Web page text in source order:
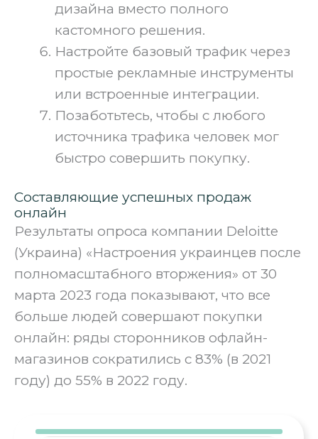
дизайна вместо полного
кастомного решения.
Настройте базовый трафик через
простые рекламные инструменты
или встроенные интеграции.
Позаботьтесь, чтобы с любого
источника трафика человек мог
быстро совершить покупку.
Составляющие успешных продаж
онлайн
Результаты опроса компании Deloitte
(Украина) «Настроения украинцев после
полномасштабного вторжения» от 30
марта 2023 года показывают, что все
больше людей совершают покупки
онлайн: ряды сторонников офлайн-
магазинов сократились с 83% (в 2021
году) до 55% в 2022 году.